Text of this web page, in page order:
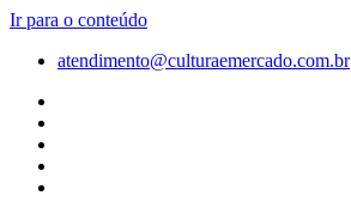
Ir para o conteúdo
atendimento@culturaemercado.com.br